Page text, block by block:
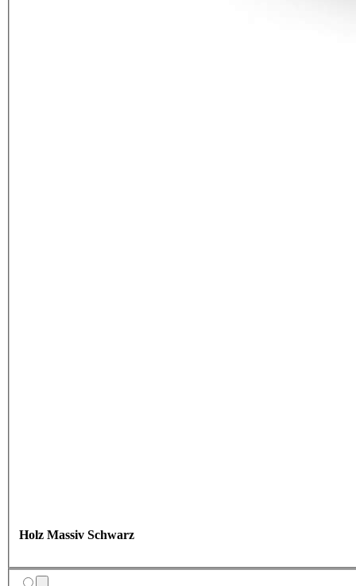
Holz Massiv Schwarz